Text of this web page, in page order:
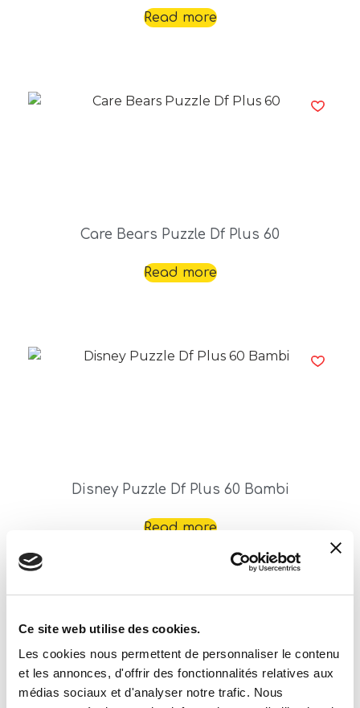
Ce site web utilise des cookies.
Les cookies nous permettent de personnaliser le contenu
et les annonces, d'offrir des fonctionnalités relatives aux
médias sociaux et d'analyser notre trafic. Nous
Read more
Care Bears Puzzle Df Plus 60
Read more
Disney Puzzle Df Plus 60 Bambi
Read more